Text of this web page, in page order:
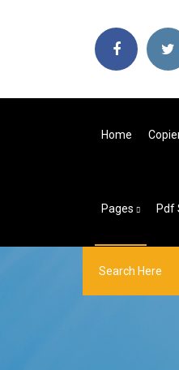
Home
Pages Pdf